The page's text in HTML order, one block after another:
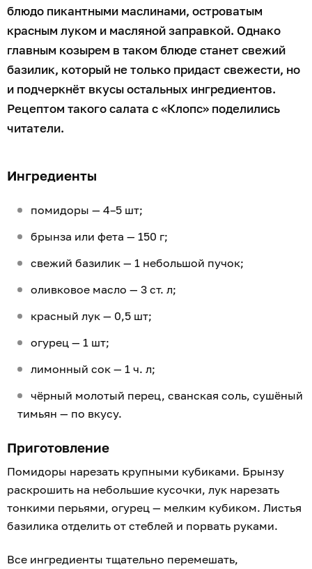
блюдо пикантными маслинами, островатым
красным луком и масляной заправкой. Однако
главным козырем в таком блюде станет свежий
базилик, который не только придаст свежести, но
и подчеркнёт вкусы остальных ингредиентов.
Рецептом такого салата с «Клопс» поделились
читатели.
Ингредиенты
помидоры — 4–5 шт;
брынза или фета — 150 г;
свежий базилик — 1 небольшой пучок;
оливковое масло — 3 ст. л;
красный лук — 0,5 шт;
огурец — 1 шт;
лимонный сок — 1 ч. л;
чёрный молотый перец, сванская соль, сушёный
тимьян — по вкусу.
Приготовление
Помидоры нарезать крупными кубиками. Брынзу
раскрошить на небольшие кусочки, лук нарезать
тонкими перьями, огурец — мелким кубиком. Листья
базилика отделить от стеблей и порвать руками.
Все ингредиенты тщательно перемешать,